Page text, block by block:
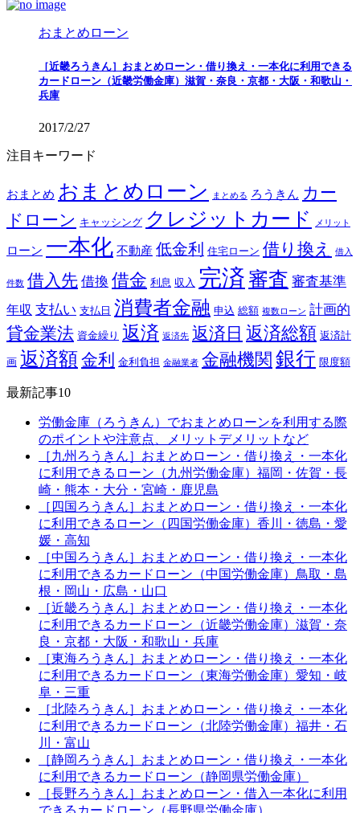
おまとめローン
［近畿ろうきん］おまとめローン・借り換え・一本化に利用できる
カードローン（近畿労働金庫）滋賀・奈良・京都・大阪・和歌山・
兵庫
2017/2/27
注目キーワード
おまとめ おまとめローン まとめる ろうきん カー
ドローン キャッシング クレジットカード メリット
ローン 一本化 不動産 低金利 住宅ローン 借り換え 借入
件数 借入先 借換 借金 利息 収入 完済 審査 審査基準
年収 支払い 支払日 消費者金融 申込 総額 複数ローン 計画的
貸金業法 資金繰り 返済 返済先 返済日 返済総額 返済計
画 返済額金利 金利負担 金融業者 金融機関 銀行 限度額
最新記事10
労働金庫（ろうきん）でおまとめローンを利用する際
のポイントや注意点、メリットデメリットなど
［九州ろうきん］おまとめローン・借り換え・一本化
に利用できるローン（九州労働金庫）福岡・佐賀・長
崎・熊本・大分・宮崎・鹿児島
［四国ろうきん］おまとめローン・借り換え・一本化
に利用できるローン（四国労働金庫）香川・徳島・愛
媛・高知
［中国ろうきん］おまとめローン・借り換え・一本化
に利用できるカードローン（中国労働金庫）鳥取・島
根・岡山・広島・山口
［近畿ろうきん］おまとめローン・借り換え・一本化
に利用できるカードローン（近畿労働金庫）滋賀・奈
良・京都・大阪・和歌山・兵庫
［東海ろうきん］おまとめローン・借り換え・一本化
に利用できるカードローン（東海労働金庫）愛知・岐
阜・三重
［北陸ろうきん］おまとめローン・借り換え・一本化
に利用できるカードローン（北陸労働金庫）福井・石
川・富山
［静岡ろうきん］おまとめローン・借り換え・一本化
に利用できるカードローン（静岡県労働金庫）
［長野ろうきん］おまとめローン・借入一本化に利用
できるカードローン（長野県労働金庫）